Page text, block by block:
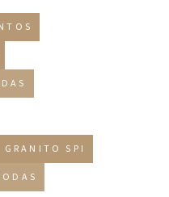
GRANITO SPI